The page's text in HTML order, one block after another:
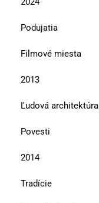
Podujatia
Filmové miesta
2013
Ľudová architektúra
Povesti
2014
Tradície